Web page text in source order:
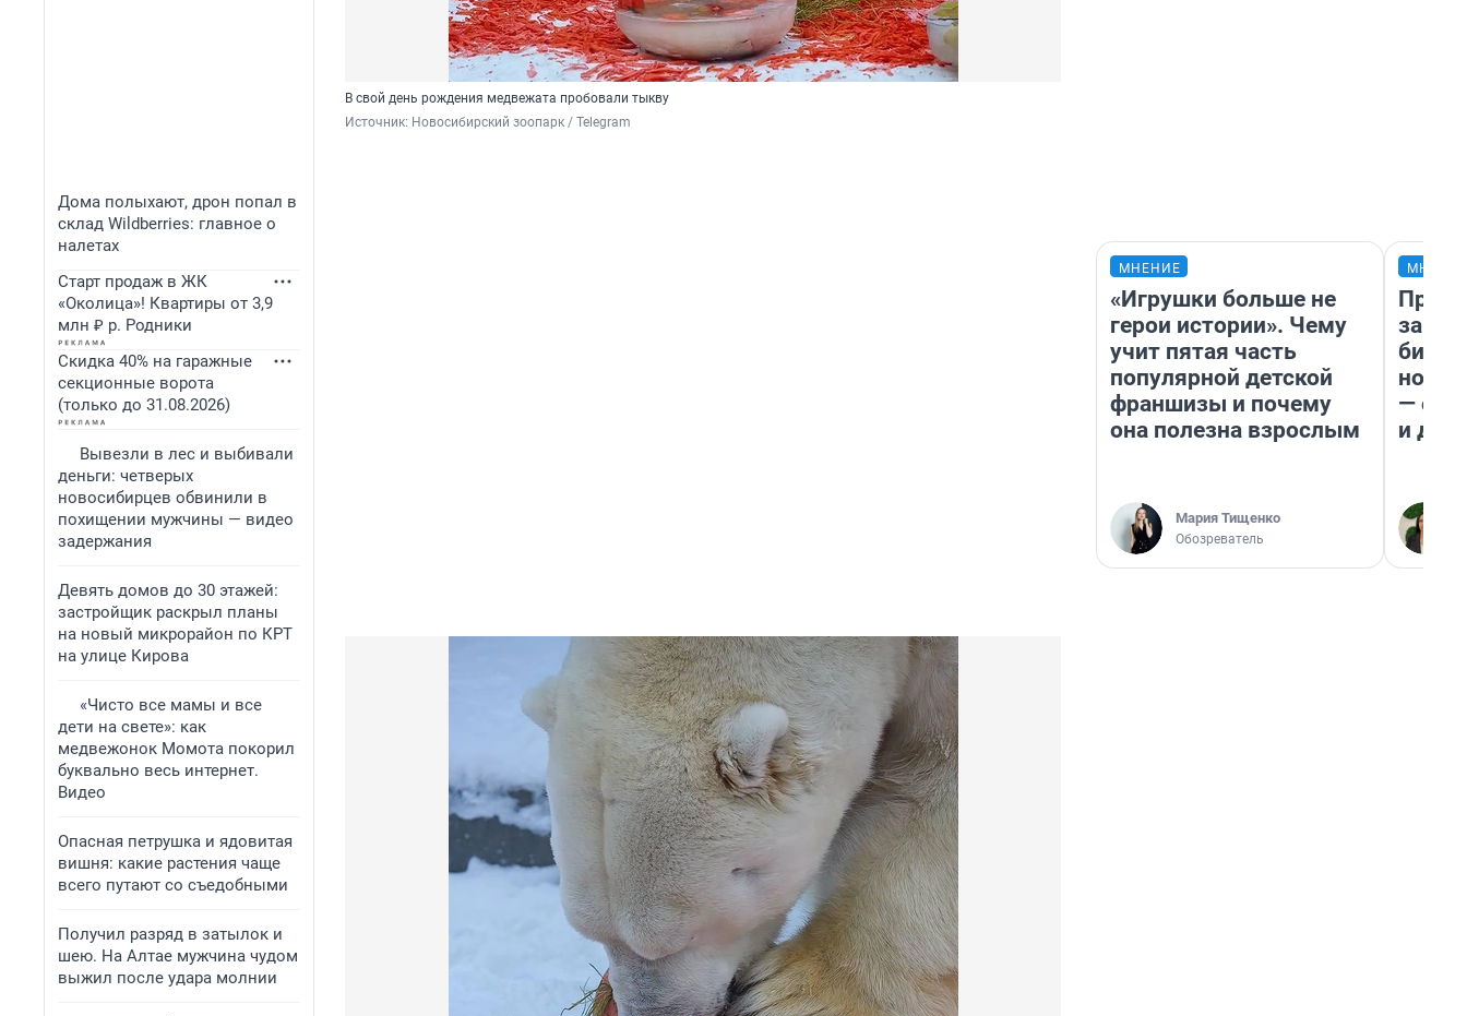
Дома полыхают, дрон попал в
склад Wildberries: главное о
налетах
Старт продаж в ЖК
«Околица»! Квартиры от 3,9
млн ₽ р. Родники
Скидка 40% на гаражные
секционные ворота
(только до 31.08.2026)
Вывезли в лес и выбивали
деньги: четверых
новосибирцев обвинили в
похищении мужчины — видео
задержания
Девять домов до 30 этажей:
застройщик раскрыл планы
на новый микрорайон по КРТ
на улице Кирова
«Чисто все мамы и все
дети на свете»: как
медвежонок Момота покорил
буквально весь интернет.
Видео
Опасная петрушка и ядовитая
вишня: какие растения чаще
всего путают со съедобными
Получил разряд в затылок и
шею. На Алтае мужчина чудом
выжил после удара молнии
В свой день рождения медвежата пробовали тыкву
Источник: Новосибирский зоопарк / Telegram
МНЕНИЕ
«Игрушки больше не
герои истории». Чему
учит пятая часть
популярной детской
франшизы и почему
она полезна взрослым
Мария Тищенко
Обозреватель
— он
и